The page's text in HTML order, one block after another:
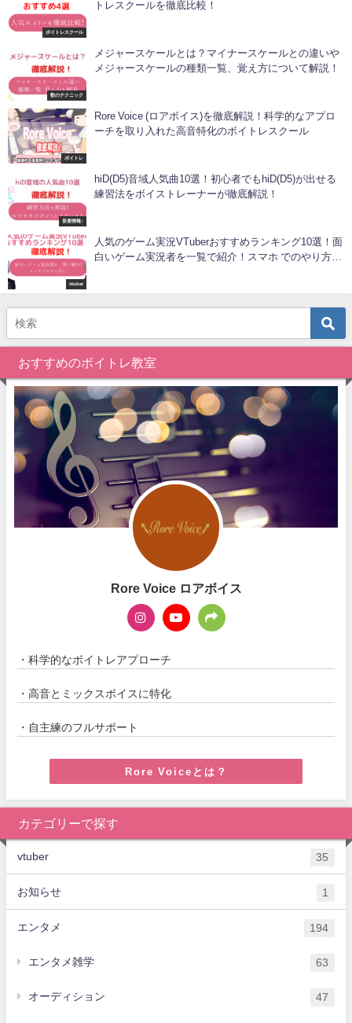
ボイトレスクール
トレスクールを徹底比較！
歌のテクニック
メジャースケールとは？マイナースケールとの違いや
メジャースケールの種類一覧、覚え方について解説！
ボイトレ
Rore Voice (ロアボイス)を徹底解説！科学的なアプロ
ーチを取り入れた高音特化のボイトレスクール
音楽情報♪
hiD(D5)音域人気曲10選！初心者でもhiD(D5)が出せる
練習法をボイストレーナーが徹底解説！
vtuber
人気のゲーム実況VTuberおすすめランキング10選！面
白いゲーム実況者を一覧で紹介！スマホ でのやり方
おすすめのボイトレ教室
Rore Voice ロアボイス
・科学的なボイトレアプローチ
・高音とミックスボイスに特化
・自主練のフルサポート
Rore Voiceとは？
カテゴリーで探す
vtuber 35
お知らせ 1
エンタメ 194
エンタメ雑学 63
オーディション 47